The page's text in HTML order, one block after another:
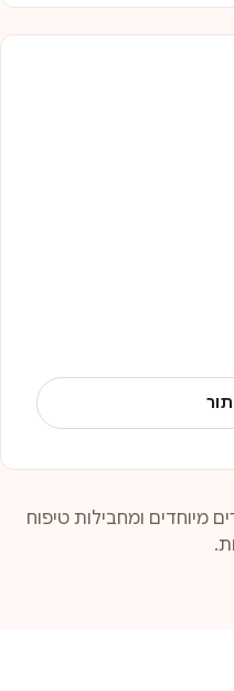
מיוחדים ומחבילות טיפוח